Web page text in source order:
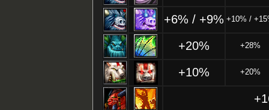
+6% / +9% +10% /
+20% +28%
+10% +20%